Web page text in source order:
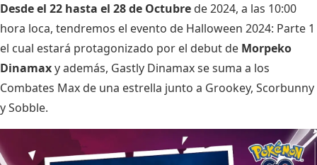
Desde el 22 hasta el 28 de Octubre de 2024, a las 10:00
hora loca, tendremos el evento de Halloween 2024: Parte 1
el cual estará protagonizado por el debut de Morpeko
Dinamaxy además, Gastly Dinamax se suma a los
Combates Max de una estrella junto a Grookey, Scorbunny
y Sobble.